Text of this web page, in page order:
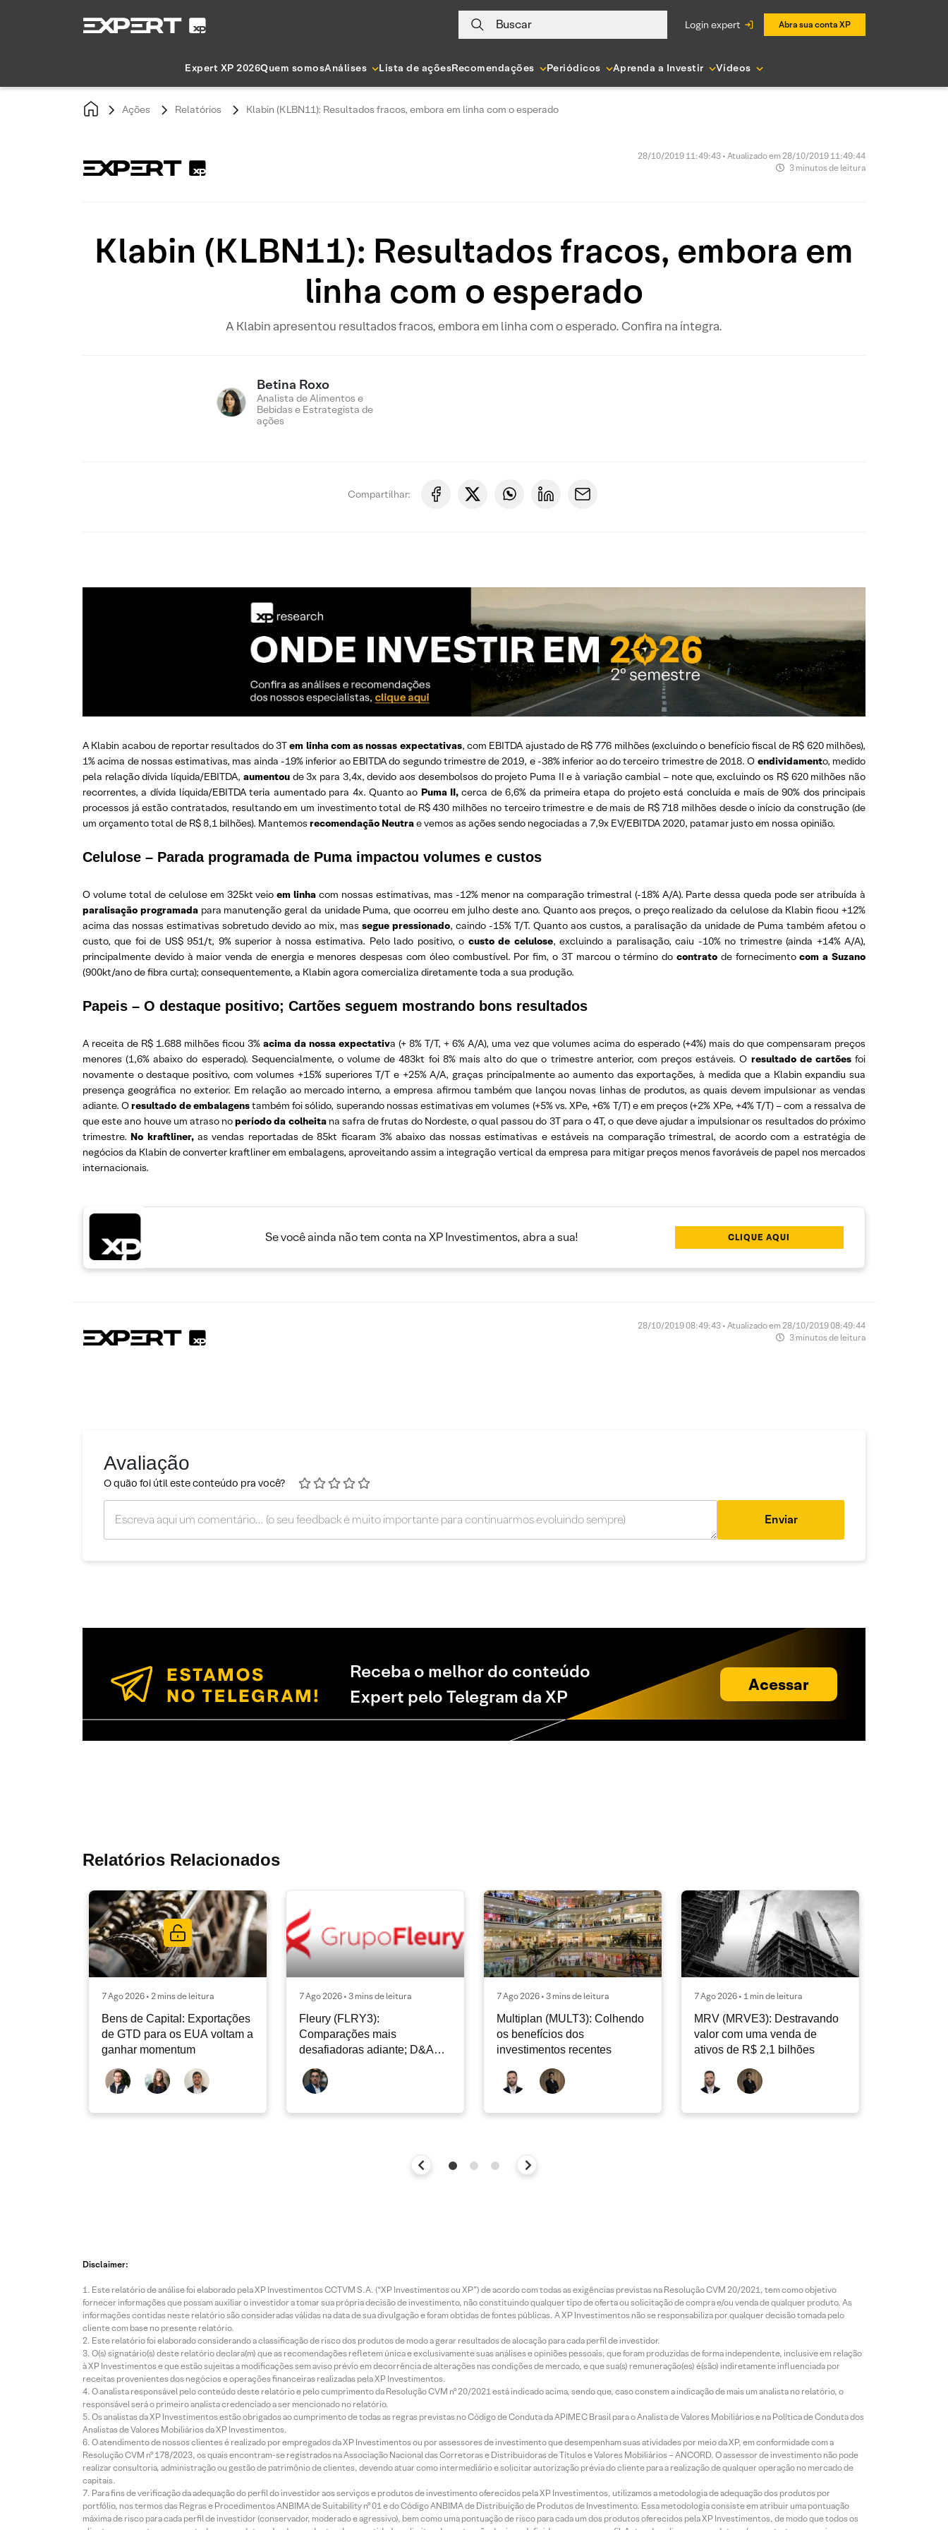
Buscar login expert Abra sua conta XP
Expert XP 2026Quem somosAnálises Lista de açõesRecomendações Periódicos Aprenda a Investir Vídeos
Ações Relatórios Klabin (KLBN11): Resultados fracos, embora em linha com o esperado
28/10/2019 11:49:43 • Atualizado em 28/10/2019 11:49:44
3 minutos de leitura
Klabin (KLBN11): Resultados fracos, embora em
linha com o esperado
A Klabin apresentou resultados fracos, embora em linha com o esperado. Confira na íntegra.
Betina Roxo
Analista de Alimentos e
Bebidas e Estrategista de
ações
Compartilhar:
A Klabin acabou de reportar resultados do 3Tem linha com as nossas expectativas, com EBITDA ajustado de R$ 776 milhões (excluindo o benefício fiscal de R$ 620 milhões),
1% acima de nossas estimativas, mas ainda -19% inferior ao EBITDA do segundo trimestre de 2019, e -38% inferior ao do terceiro trimestre de 2018. O endividamento, medido
pela relação dívida líquida/EBITDA, aumentoude 3x para 3,4x, devido aos desembolsos do projeto Puma II e à variação cambial – note que, excluindo os R$ 620 milhões não
recorrentes, a dívida líquida/EBITDA teria aumentado para 4x. Quanto ao Puma II,cerca de 6,6% da primeira etapa do projeto está concluída e mais de 90% dos principais
processos já estão contratados, resultando em um investimento total de R$ 430 milhões no terceiro trimestre e de mais de R$ 718 milhões desde o início da construção (de
um orçamento total de R$ 8,1 bilhões). Mantemos recomendação Neutrae vemos as ações sendo negociadas a 7,9x EV/EBITDA 2020, patamar justo em nossa opinião.
Celulose – Parada programada de Puma impactou volumes e custos
O volume total de celulose em 325kt veioem linha com nossas estimativas, mas -12% menor na comparação trimestral (-18% A/A). Parte dessa queda pode ser atribuída à
paralisação programadapara manutenção geral da unidade Puma, que ocorreu em julho deste ano. Quanto aos preços, o preço realizado da celulose da Klabin ficou +12%
acima das nossas estimativas sobretudo devido ao mix, mas segue pressionado, caindo -15% T/T. Quanto aos custos, a paralisação da unidade de Puma também afetou o
custo, que foi de US$ 951/t, 9% superior à nossa estimativa. Pelo lado positivo, o custo de celulose, excluindo a paralisação, caiu -10% no trimestre (ainda +14% A/A),
principalmente devido à maior venda de energia e menores despesas com óleo combustível. Por fim, o 3T marcou o término do contratode fornecimentocom a Suzano
(900kt/ano de fibra curta); consequentemente, a Klabin agora comercializa diretamente toda a sua produção.
Papeis – O destaque positivo; Cartões seguem mostrando bons resultados
A receita de R$ 1.688 milhões ficou 3% acima da nossa expectativa (+ 8% T/T, + 6% A/A), uma vez que volumes acima do esperado (+4%) mais do que compensaram preços
menores (1,6% abaixo do esperado). Sequencialmente, o volume de 483kt foi 8% mais alto do que o trimestre anterior, com preços estáveis. O resultado de cartõesfoi
novamente o destaque positivo, com volumes +15% superiores T/T e +25% A/A, graças principalmente ao aumento das exportações, à medida que a Klabin expandiu sua
presença geográfica no exterior. Em relação ao mercado interno, a empresa afirmou também que lançou novas linhas de produtos, as quais devem impulsionar as vendas
adiante. Oresultado de embalagenstambém foi sólido, superando nossas estimativas em volumes (+5% vs. XPe, +6% T/T) e em preços (+2% XPe, +4% T/T) – com a ressalva de
que este ano houve um atraso noperíodo da colheitana safra de frutas do Nordeste, o qual passou do 3T para o 4T, o que deve ajudar a impulsionar os resultados do próximo
trimestre. No kraftliner,as vendas reportadas de 85kt ficaram 3% abaixo das nossas estimativas e estáveis na comparação trimestral, de acordo com a estratégia de
negócios da Klabin de converter kraftliner em embalagens, aproveitando assim a integração vertical da empresa para mitigar preços menos favoráveis ​​de papel nos mercados
internacionais.
Se você ainda não tem conta na XP Investimentos, abra a sua! CLIQUE AQUI
28/10/2019 08:49:43 • Atualizado em 28/10/2019 08:49:44
3 minutos de leitura
Avaliação
O quão foi útil este conteúdo pra você?
Enviar
Receba o melhor do conteúdo
Expert pelo Telegram da XP
Acessar
Relatórios Relacionados
7 Ago 2026 • 2 mins de leitura
Bens de Capital: Exportações
de GTD para os EUA voltam a
ganhar momentum
7 Ago 2026 • 3 mins de leitura
Fleury (FLRY3):
Comparações mais
desafiadoras adiante; D&A
deve permanecer nos níveis
atuais
7 Ago 2026 • 3 mins de leitura
Multiplan (MULT3): Colhendo
os benefícios dos
investimentos recentes
7 Ago 2026 • 1 min de leitura
MRV (MRVE3): Destravando
valor com uma venda de
ativos de R$ 2,1 bilhões
Disclaimer:
Este relatório de análise foi elaborado pela XP Investimentos CCTVM S.A. (“XP Investimentos ou XP”) de acordo com todas as exigências previstas na Resolução CVM 20/2021, tem como objetivo
fornecer informações que possam auxiliar o investidor a tomar sua própria decisão de investimento, não constituindo qualquer tipo de oferta ou solicitação de compra e/ou venda de qualquer produto. As
informações contidas neste relatório são consideradas válidas na data de sua divulgação e foram obtidas de fontes públicas. A XP Investimentos não se responsabiliza por qualquer decisão tomada pelo
cliente com base no presente relatório.
Este relatório foi elaborado considerando a classificação de risco dos produtos de modo a gerar resultados de alocação para cada perfil de investidor.
O(s) signatário(s) deste relatório declara(m) que as recomendações refletem única e exclusivamente suas análises e opiniões pessoais, que foram produzidas de forma independente, inclusive em relação
à XP Investimentos e que estão sujeitas a modificações sem aviso prévio em decorrência de alterações nas condições de mercado, e que sua(s) remuneração(es) é(são) indiretamente influenciada por
receitas provenientes dos negócios e operações financeiras realizadas pela XP Investimentos.
O analista responsável pelo conteúdo deste relatório e pelo cumprimento da Resolução CVM nº 20/2021 está indicado acima, sendo que, caso constem a indicação de mais um analista no relatório, o
responsável será o primeiro analista credenciado a ser mencionado no relatório.
Os analistas da XP Investimentos estão obrigados ao cumprimento de todas as regras previstas no Código de Conduta da APIMEC Brasil para o Analista de Valores Mobiliários e na Política de Conduta dos
Analistas de Valores Mobiliários da XP Investimentos.
O atendimento de nossos clientes é realizado por empregados da XP Investimentos ou por assessores de investimento que desempenham suas atividades por meio da XP, em conformidade com a
Resolução CVM nº 178/2023, os quais encontram-se registrados na Associação Nacional das Corretoras e Distribuidoras de Títulos e Valores Mobiliários – ANCORD. O assessor de investimento não pode
realizar consultoria, administração ou gestão de patrimônio de clientes, devendo atuar como intermediário e solicitar autorização prévia do cliente para a realização de qualquer operação no mercado de
capitais.
Para fins de verificação da adequação do perfil do investidor aos serviços e produtos de investimento oferecidos pela XP Investimentos, utilizamos a metodologia de adequação dos produtos por
portfólio, nos termos das Regras e Procedimentos ANBIMA de Suitability nº 01 e do Código ANBIMA de Distribuição de Produtos de Investimento. Essa metodologia consiste em atribuir uma pontuação
máxima de risco para cada perfil de investidor (conservador, moderado e agressivo), bem como uma pontuação de risco para cada um dos produtos oferecidos pela XP Investimentos, de modo que todos os